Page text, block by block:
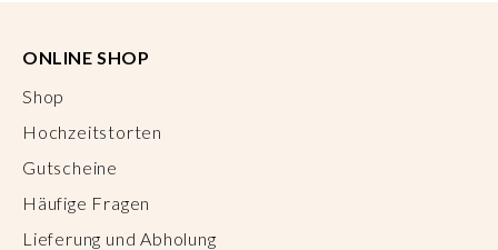
ONLINE SHOP
Shop
Hochzeitstorten
Gutscheine
Häufige Fragen
Lieferung und Abholung